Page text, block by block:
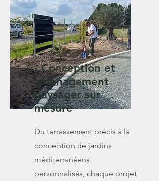
· Conception et
aménagement
paysager sur
mesure
Du terrassement précis à la
conception de jardins
méditerranéens
personnalisés, chaque projet